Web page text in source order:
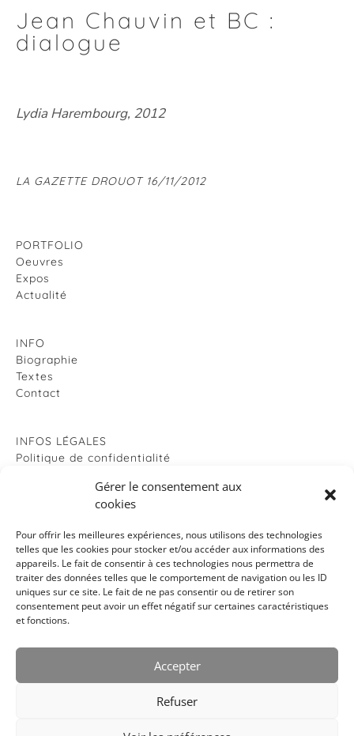
Gérer le consentement aux
cookies
Pour offrir les meilleures expériences, nous utilisons des technologies
telles que les cookies pour stocker et/ou accéder aux informations des
appareils. Le fait de consentir à ces technologies nous permettra de
traiter des données telles que le comportement de navigation ou les ID
uniques sur ce site. Le fait de ne pas consentir ou de retirer son
consentement peut avoir un effet négatif sur certaines caractéristiques
et fonctions.
Accepter
Refuser
Jean Chauvin et BC :
dialogue
Lydia Harembourg, 2012
LA GAZETTE DROUOT 16/11/2012
PORTFOLIO
Oeuvres
Expos
Actualité
INFO
Biographie
Textes
Contact
INFOS LÉGALES
Politique de confidentialité
Mentions légales
RÉSEAUX SOCIAUX
Facebook
Instagram
copyright images et textes : © leurs auteurs - tous droits